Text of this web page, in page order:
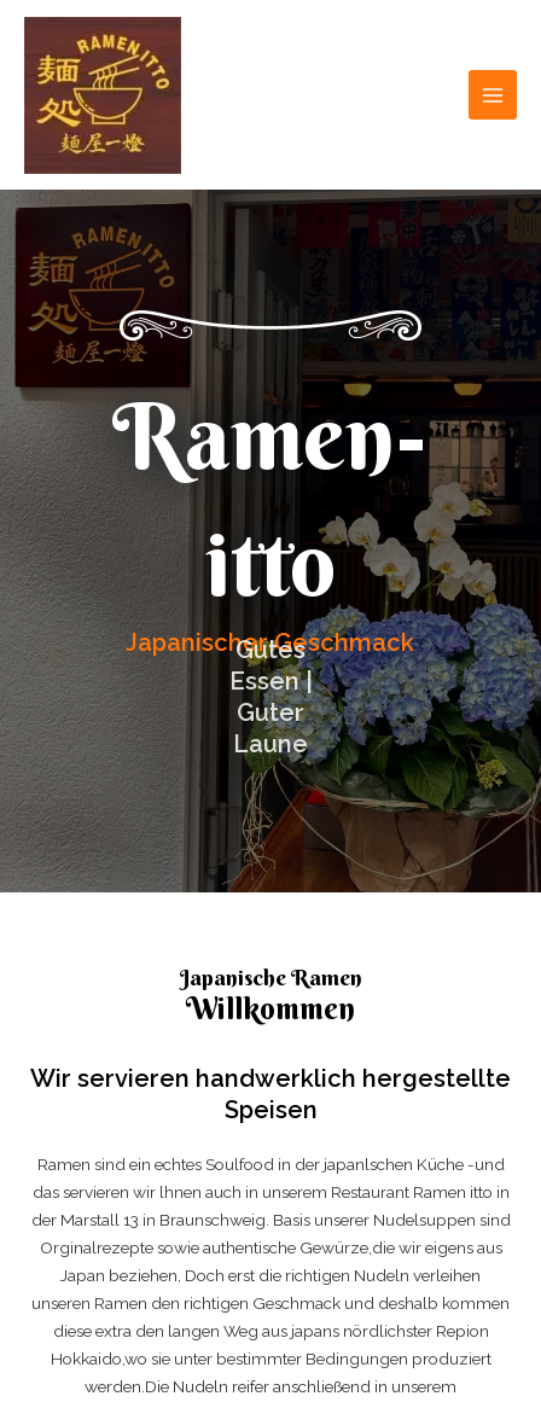
Ramen-
itto
Japanischer Geschmack
Gutes
Essen |
Guter
Laune
Japanische Ramen
Willkommen
Wir servieren handwerklich hergestellte
Speisen
Ramen sind ein echtes Soulfood in der japanlschen Küche -und
das servieren wir lhnen auch in unserem Restaurant Ramen itto in
der Marstall 13 in Braunschweig. Basis unserer Nudelsuppen sind
Orginalrezepte sowie authentische Gewürze,die wir eigens aus
Japan beziehen, Doch erst die richtigen Nudeln verleihen
unseren Ramen den richtigen Geschmack und deshalb kommen
diese extra den langen Weg aus japans nördlichster Repion
Hokkaido,wo sie unter bestimmter Bedingungen produziert
werden.Die Nudeln reifer anschließend in unserem